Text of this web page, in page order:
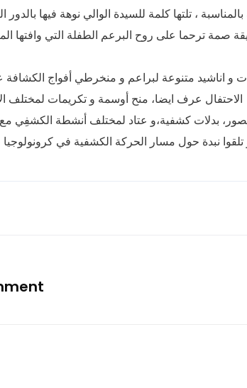
، تلتها كلمة للسيدة الوالي نوهة فيها بالدور
صمة ترحما على روح البرعم الطفلة التي وافتها
و اناشيد متنوعة لبراعم و منخرطي أفواج الكشافة
الاحتفال عرف ايضا، منح أوسمة و تكريمات لمختلف
بدلات كشفية،و عتاد لمختلف أنشطة الكشفِي
نبدة حول مسار الحركة الكشفية في